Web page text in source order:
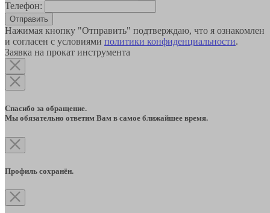
Телефон:
Отправить
Нажимая кнопку "Отправить" подтверждаю, что я ознакомлен
и согласен с условиями политики конфиденциальности.
Заявка на прокат инструмента
Спасибо за обращение.
Мы обязательно ответим Вам в самое ближайшее время.
Профиль сохранён.